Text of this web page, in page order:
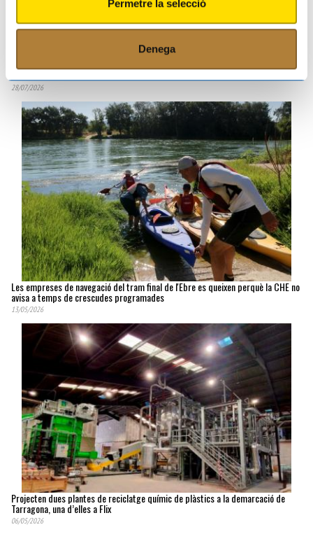
Permetre la selecció
Denega
Horta de Sant Joan recull i entrega més de mig miler d'al·legacions al PLATER en
una setmana
28/07/2026
Les empreses de navegació del tram final de l'Ebre es queixen perquè la CHE no
avisa a temps de crescudes programades
13/05/2026
Projecten dues plantes de reciclatge químic de plàstics a la demarcació de
Tarragona, una d’elles a Flix
06/05/2026